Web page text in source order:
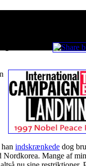
indskrænkede dog
Mange af